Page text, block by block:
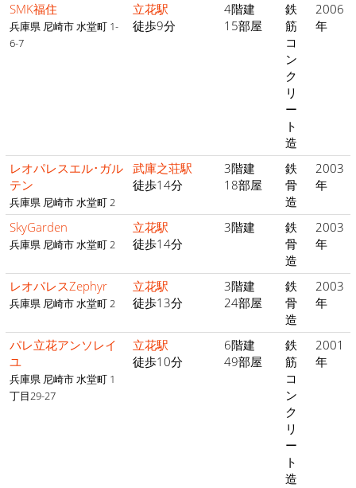
SMK福住
兵庫県 尼崎市 水堂町 1-
6-7
立花駅
徒歩9分
4階建
15部屋
鉄
筋
コ
ン
ク
リ
ー
ト
造
2006
年
レオパレスエル･ガル
テン
兵庫県 尼崎市 水堂町 2
武庫之荘駅
徒歩14分
3階建
18部屋
鉄
骨
造
2003
年
SkyGarden
兵庫県 尼崎市 水堂町 2
立花駅
徒歩14分
3階建
鉄
骨
造
2003
年
レオパレスZephyr
兵庫県 尼崎市 水堂町 2
立花駅
徒歩13分
3階建
24部屋
鉄
骨
造
2003
年
パレ立花アンソレイ
ユ
兵庫県 尼崎市 水堂町 1
丁目29-27
立花駅
徒歩10分
6階建
49部屋
鉄
筋
コ
ン
ク
リ
ー
ト
造
2001
年